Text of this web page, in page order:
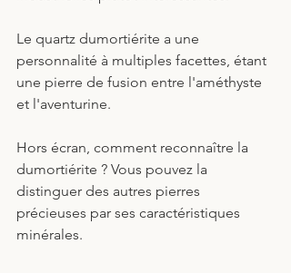
Le quartz dumortiérite a une
personnalité à multiples facettes, étant
une pierre de fusion entre l'améthyste
et l'aventurine.
Hors écran, comment reconnaître la
dumortiérite ? Vous pouvez la
distinguer des autres pierres
précieuses par ses caractéristiques
minérales.